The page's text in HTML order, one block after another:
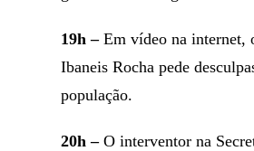
19h –Em vídeo na internet,
Ibaneis Rocha pede
população.
20h –O interventor na